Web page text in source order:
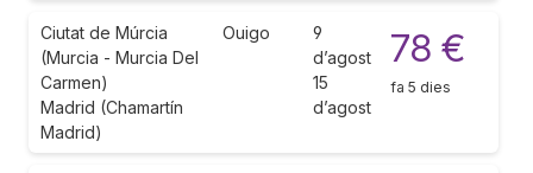
Ciutat de Múrcia
(Murcia - Murcia Del
Carmen)
Madrid (Chamartín
Madrid)
Ouigo
9
d’agost
15
d’agost
78 €
fa 5 dies